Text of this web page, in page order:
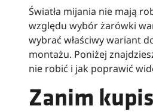
Światła mijania nie mają
względu wybór żarówki
wybrać właściwy wariant
montażu. Poniżej
nie robić i jak poprawić
Zanim